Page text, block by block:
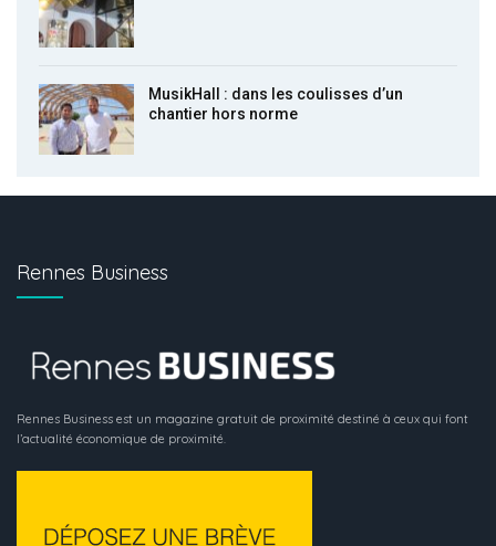
MusikHall : dans les coulisses d’un
chantier hors norme
Rennes Business
Rennes Business est un magazine gratuit de proximité destiné à ceux qui font
l’actualité économique de proximité.